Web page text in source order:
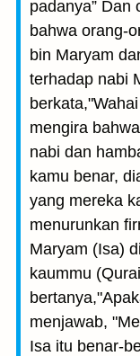
padanya” Dan
bahwa orang-
bin Maryam
terhadap nabi
mengira
nabi dan
kamu benar,
yang mereka
menurunkan
Maryam (Isa)
kaummu
menjawab,
Isa itu benar-